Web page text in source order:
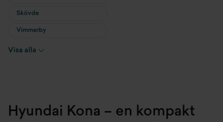
Skövde
Vimmerby
Örebro
Vetlanda
Visa alla
Hyundai Kona – en kompakt